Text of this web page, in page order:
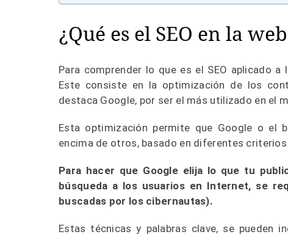
¿Qué es el SEO en la
Para comprender lo que es el SEO aplicado
Este consiste en la optimización de los
destaca Google, por ser el más utilizado en el
Esta optimización permite que Google o el
encima de otros, basado en diferentes
Para hacer que Google elija lo que tu
búsqueda a los usuarios en Internet, se
buscadas por los cibernautas).
Estas técnicas y palabras clave, se pueden